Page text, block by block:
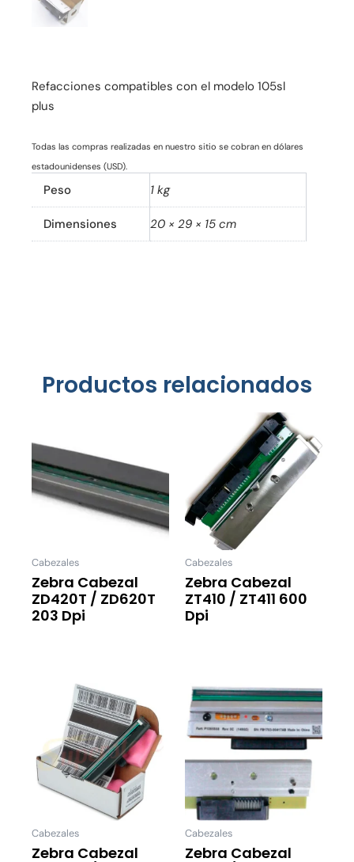
Refacciones compatibles con el modelo 105sl
plus
Todas las compras realizadas en nuestro sitio se cobran en dólares
estadounidenses (USD).
Peso 1 kg
Dimensiones 20 × 29 × 15 cm
Productos relacionados
Cabezales
Zebra Cabezal
ZD420T / ZD620T
203 Dpi
Cabezales
Zebra Cabezal
ZT410 / ZT411 600
Dpi
Cabezales
Zebra Cabezal
Cabezales
Zebra Cabezal